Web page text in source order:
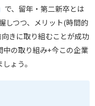
で、留年・第二新卒とは
しつつ、メリット(時間的
きに取り組むことが成功
の取り組み+今この企業
ょう。